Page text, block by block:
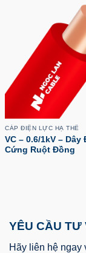
CÁP ĐIỆN LỰC HẠ THẾ
VC – 0.6/1kV –
Cứng Ruột Đồng
YÊU CẦU TƯ
Hãy liên hệ